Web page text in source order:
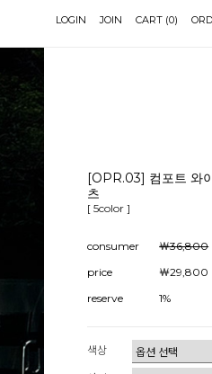
LOGIN JOIN CART (0)
[OPR.03] 컴포트 와
츠
[ 5color ]
consumer
￦36,800
price
￦29,800
reserve
1%
색상